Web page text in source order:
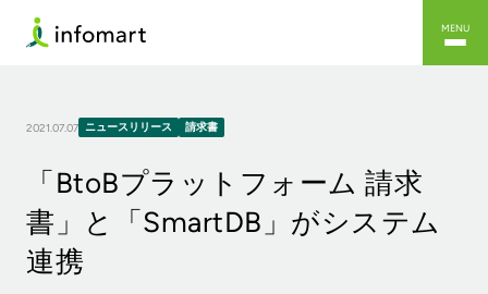
MENU
2021.07.07 ニュースリリース 請求書
「BtoBプラットフォーム 請求
書」と「SmartDB」がシステム
連携